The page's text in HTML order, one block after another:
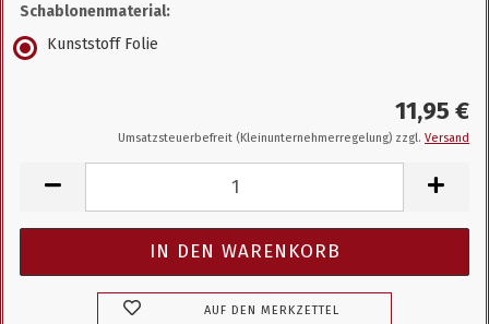
Schablonenmaterial:
Kunststoff Folie
11,95 €
Umsatzsteuerbefreit (Kleinunternehmerregelung) zzgl. Versand
AUF DEN MERKZETTEL